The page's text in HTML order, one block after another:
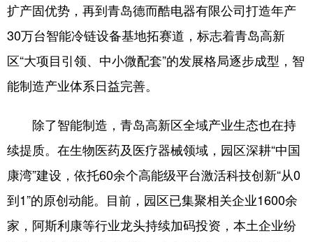
多语种频道
English Español Français عربى
扩产固优势，再到青岛德而酷电器有限公司打造年产
30万台智能冷链设备基地拓赛道，标志着青岛高新
区“大项目引领、中小微配套”的发展格局逐步成型，智
能制造产业体系日益完善。
除了智能制造，青岛高新区全域产业生态也在持
续提质。在生物医药及医疗器械领域，园区深耕“中国
康湾”建设，依托60余个高能级平台激活科技创新“从0
到1”的原创动能。目前，园区已集聚相关企业1600余
家，阿斯利康等行业龙头持续加码投资，本土企业纷